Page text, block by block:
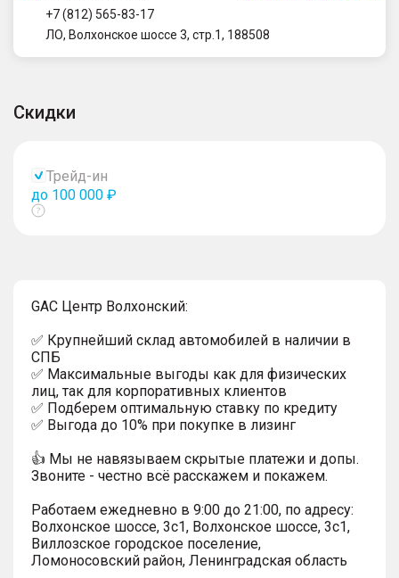
+7 (812) 565-83-17
ЛО, Волхонское шоссе 3, стр.1, 188508
Скидки
Трейд-ин
до 100 000 ₽
Показать
GAC Центр Волхонский:
✅ Крупнейший склад автомобилей в наличии в
СПБ
✅ Максимальные выгоды как для физических
лиц, так для корпоративных клиентов
✅ Подберем оптимальную ставку по кредиту
✅ Выгода до 10% при покупке в лизинг
👍 Мы не навязываем скрытые платежи и допы.
Звоните - честно всё расскажем и покажем.
Работаем ежедневно в 9:00 до 21:00, по адресу:
Волхонское шоссе, 3с1, Волхонское шоссе, 3с1,
Виллозское городское поселение,
Ломоносовский район, Ленинградская область